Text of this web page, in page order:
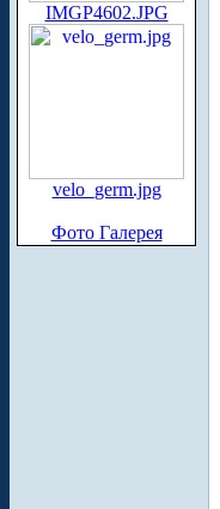
IMGP4602.JPG
velo_germ.jpg
Фото Галерея